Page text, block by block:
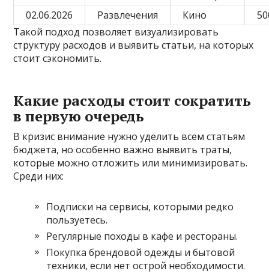
02.06.2026 Развлечения Кино
Такой подход позволяет визуализировать
структуру расходов и выявить статьи, на которых
стоит сэкономить.
Какие расходы стоит сократить
в первую очередь
В кризис внимание нужно уделить всем статьям
бюджета, но особенно важно выявить траты,
которые можно отложить или минимизировать.
Среди них:
Подписки на сервисы, которыми редко
пользуетесь.
Регулярные походы в кафе и рестораны.
Покупка брендовой одежды и бытовой
техники, если нет острой необходимости.